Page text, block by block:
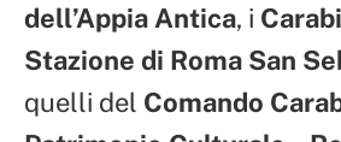
dell’Appia Antica, i
Stazione di Roma San
quelli del Comando